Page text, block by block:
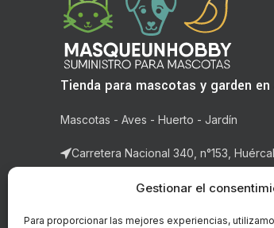
Gestionar el
Para proporcionar las mejores experiencias,
Tienda para mascotas y garden en
Mascotas - Aves - Huerto - Jardín
Carretera Nacional 340, n°153,
Correo: ventas@masqueunhobby.com